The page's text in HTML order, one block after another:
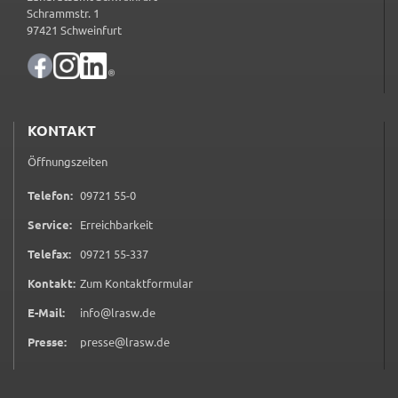
Schrammstr. 1
97421 Schweinfurt
KONTAKT
Öffnungszeiten
Telefon: 09721 55-00 9 7 2 1 5 5 0
Service: Erreichbarkeit
Telefax: 09721 55-3370 9 7 2 1 5 5 3 3 7
Kontakt: Zum Kontaktformular(öffnet in neuem Tab)
E-Mail:
info@lrasw.de
Presse:
presse@lrasw.de
ermöglichen.
Weitere Informationen finden Sie in
unserenDatenschutzhinweisen
YouTube
Zweck:
Einwilligung erweiterter Datenschutzmodus
consent-google-maps